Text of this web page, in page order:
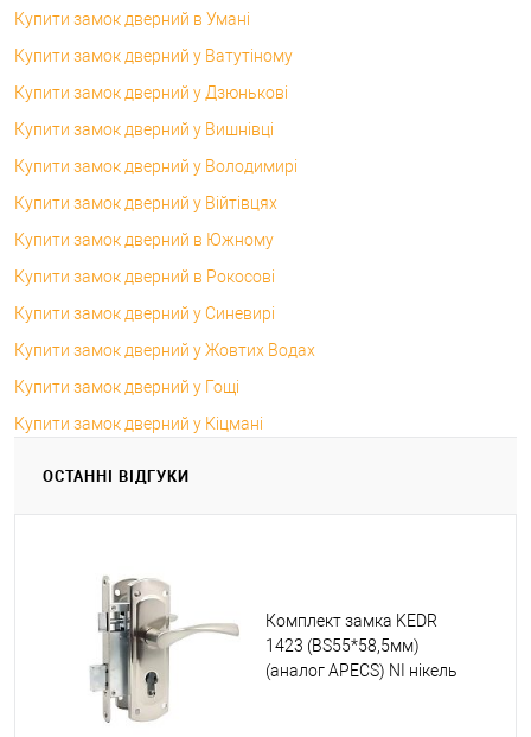
Купити замок дверний в Умані
Купити замок дверний у Ватутіному
Купити замок дверний у Дзюнькові
Купити замок дверний у Вишнівці
Купити замок дверний у Володимирі
Купити замок дверний у Війтівцях
Купити замок дверний в Южному
Купити замок дверний в Рокосові
Купити замок дверний у Синевирі
Купити замок дверний у Жовтих Водах
Купити замок дверний у Гощі
Купити замок дверний у Кіцмані
ОСТАННІ ВІДГУКИ
Комплект замка KEDR
1423 (BS55*58,5мм)
(аналог APECS) NI нікель